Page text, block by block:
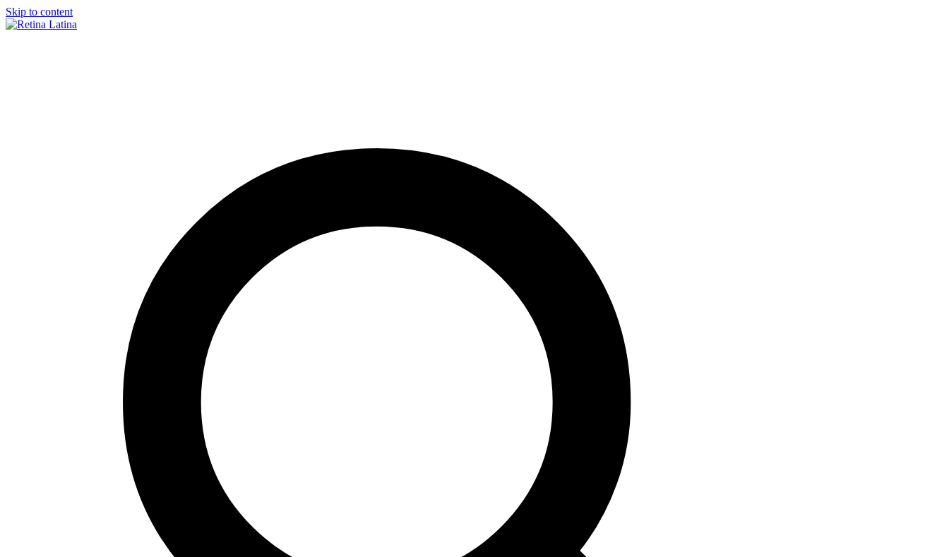
Skip to content